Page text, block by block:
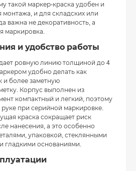
такой маркер-краска удобен и
монтажа, и для складских или
важна не декоративность, а
маркировка.
и удобство работы
ровную линию толщиной до 4
удобно делать как
и более заметную
Корпус выполнен из
компактный и легкий, поэтому
при серийной маркировке.
краска сокращает риск
нанесения, а это особенно
упаковкой, стеклянными
гладкими основаниями.